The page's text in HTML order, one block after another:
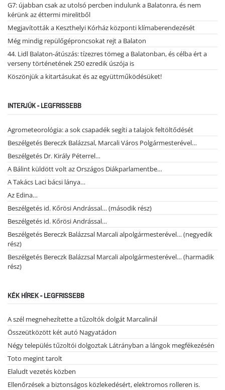
G7: újabban csak az utolsó percben indulunk a Balatonra, és nem
kérünk az éttermi mirelitből
Megjavították a Keszthelyi Kórház központi klímaberendezését
Még mindig repülőgéproncsokat rejt a Balaton
44. Lidl Balaton-átúszás: tízezres tömeg a Balatonban, és célba ért a
verseny történetének 250 ezredik úszója is
Köszönjük a kitartásukat és az együttműködésüket!
INTERJÚK - LEGFRISSEBB
Agrometeorológia: a sok csapadék segíti a talajok feltöltődését
Beszélgetés Bereczk Balázzsal, Marcali Város Polgármesterével…
Beszélgetés Dr. Király Péterrel…
A Bálint küldött volt az Országos Diákparlamentbe…
A Takács Laci bácsi lánya…
Az Edina…
Beszélgetés id. Kőrösi Andrással… (második rész)
Beszélgetés id. Kőrösi Andrással…
Beszélgetés Bereczk Balázzsal Marcali alpolgármesterével… (negyedik
rész)
Beszélgetés Bereczk Balázzsal Marcali alpolgármesterével… (harmadik
rész)
KÉK HÍREK - LEGFRISSEBB
A szél megnehezítette a tűzoltók dolgát Marcalinál
Összeütközött két autó Nagyatádon
Négy település tűzoltói dolgoztak Látrányban a lángok megfékezésén
Toto megint tarolt
Elaludt vezetés közben
Ellenőrzések a biztonságos közlekedésért, elektromos rolleren is.